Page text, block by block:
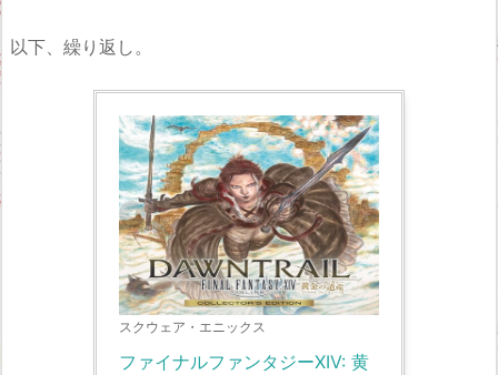
以下、繰り返し。
スクウェア・エニックス
ファイナルファンタジーXIV: 黄